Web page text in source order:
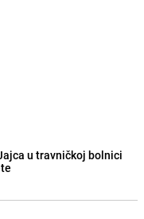
u travničkoj bolnici